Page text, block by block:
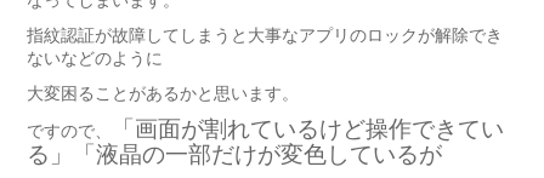
指紋認証が故障してしまうと大事なアプリのロックが解除でき
ないなどのように
大変困ることがあるかと思います。
ですので、
「画面が割れているけど操作できてい
る」「液晶の一部だけが変色しているが